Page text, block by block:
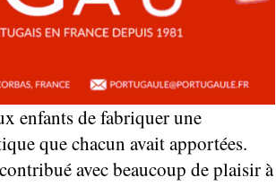
enfants de fabriquer une
que chacun avait apportées.
avec beaucoup de plaisir à